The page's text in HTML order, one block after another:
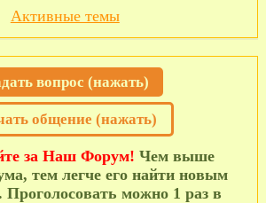
Активные темы
вопрос (нажать)
общение (нажать)
за Наш Форум! Чем выше
тем легче его найти новым
Проголосовать можно 1 раз в